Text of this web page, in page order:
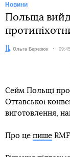
Новини
Польща
Автор:
Ольга Березюк Дата:
Сейм Польщі
Оттавської
виготовлення,
Про це пише